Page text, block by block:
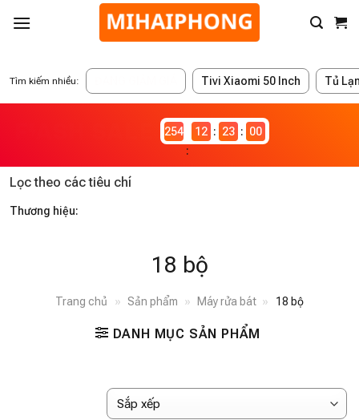
Tìm kiếm nhiều: Tivi Xiaomi 50 Inch Tủ
2546982
12 23 00
Lọc theo các tiêu chí
Thương hiệu:
18 bộ
Trang chủ » Sản phẩm » Máy rửa bát » 18 bộ
DANH MỤC SẢN PHẨM